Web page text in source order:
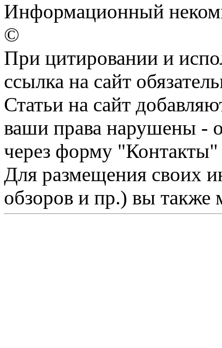
Информационный
©
При цитировании и
ссылка на сайт
Статьи на сайт
ваши права нарушены -
через форму "Контакты"
Для размещения своих
обзоров и пр.) вы также